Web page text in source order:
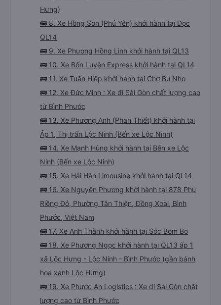
Hưng)
🚌 8. Xe Hồng Sơn (Phú Yên) khởi hành tại Dọc
QL14
🚌 9. Xe Phương Hồng Linh khởi hành tại QL13
🚌 10. Xe Bốn Luyện Express khởi hành tại QL14
🚌 11. Xe Tuấn Hiệp khởi hành tại Chợ Bù Nho
🚌 12. Xe Đức Minh : Xe đi Sài Gòn chất lượng cao
từ Bình Phước
🚌 13. Xe Phương Anh (Phan Thiết) khởi hành tại
Ấp 1, Thị trấn Lộc Ninh (Bến xe Lộc Ninh)
🚌 14. Xe Mạnh Hùng khởi hành tại Bến xe Lộc
Ninh (Bến xe Lộc Ninh)
🚌 15. Xe Hải Hân Limousine khởi hành tại QL14
🚌 16. Xe Nguyên Phương khởi hành tại 878 Phú
Riềng Đỏ, Phường Tân Thiện, Đồng Xoài, Bình
Phước, Việt Nam
🚌 17. Xe Anh Thành khởi hành tại Sóc Bom Bo
🚌 18. Xe Phương Ngọc khởi hành tại QL13 ấp 1
xã Lộc Hưng - Lộc Ninh - Bình Phước (gần bánh
hoá xanh Lộc Hưng)
🚌 19. Xe Phước An Logistics : Xe đi Sài Gòn chất
lượng cao từ Bình Phước